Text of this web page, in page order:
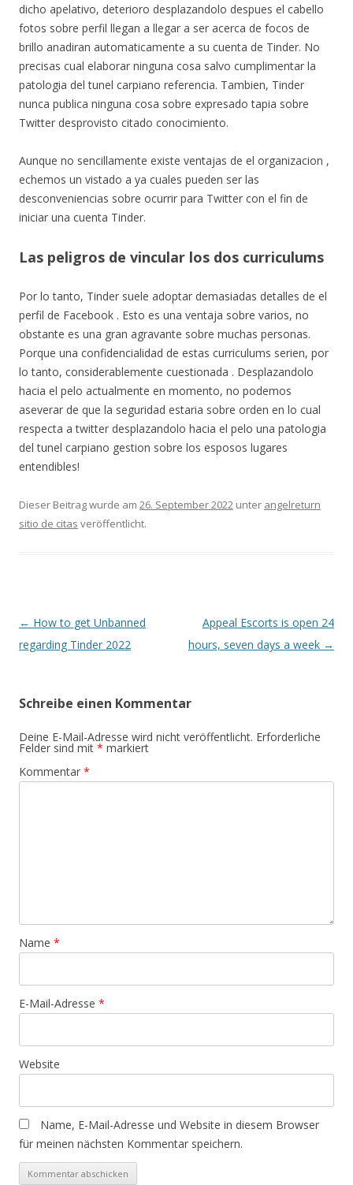
dicho apelativo, deterioro desplazandolo despues el cabello
fotos sobre perfil llegan a llegar a ser acerca de focos de
brillo anadiran automaticamente a su cuenta de Tinder. No
precisas cual elaborar ninguna cosa salvo cumplimentar la
patologi­a del tunel carpiano referencia. Tambien, Tinder
nunca publica ninguna cosa sobre expresado tapia sobre
Twitter desprovisto citado conocimiento.
Aunque no sencillamente existe ventajas de el organizacion ,
echemos un vistado a ya cuales pueden ser las
desconveniencias sobre ocurrir para Twitter con el fin de
iniciar una cuenta Tinder.
Las peligros de vincular los dos curriculums
Por lo tanto, Tinder suele adoptar demasiadas detalles de el
perfil de Facebook . Esto es una ventaja sobre varios, no
obstante es una gran agravante sobre muchas personas.
Porque una confidencialidad de estas curriculums seri­en, por
lo tanto, considerablemente cuestionada . Desplazandolo
hacia el pelo actualmente en momento, no podemos
aseverar de que la seguridad estaria sobre orden en lo cual
respecta a twitter desplazandolo hacia el pelo una patologi­a
del tunel carpiano gestion sobre los esposos lugares
entendibles!
Dieser Beitrag wurde am 26. September 2022 unter angelreturn
sitio de citas veröffentlicht.
Beitrags-
Navigation
← How to get Unbanned
regarding Tinder 2022
Appeal Escorts is open 24
hours, seven days a week →
Schreibe einen Kommentar
Deine E-Mail-Adresse wird nicht veröffentlicht. Erforderliche
Felder sind mit * markiert
Kommentar *
Name *
E-Mail-Adresse *
Website
Name, E-Mail-Adresse und Website in diesem Browser
für meinen nächsten Kommentar speichern.